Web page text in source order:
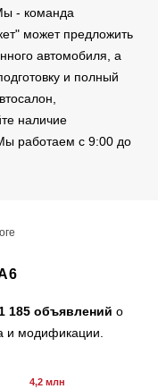
- команда
может предложить
автомобиля, а
и полный
наличие
работаем с 9:00 до
1 185 объявлений о
и модификации.
4,2 млн